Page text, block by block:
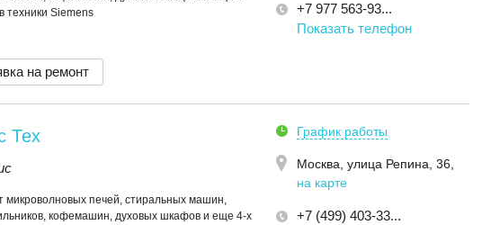
техники Siemens
+7 977 563-93...
Показать телефон
на ремонт
Тех
микроволновых печей, стиральных машин,
кофемашин, духовых шкафов и еще 4-х
График работы
Москва, улица Репина, 36
на карте
+7 (499) 403-33...